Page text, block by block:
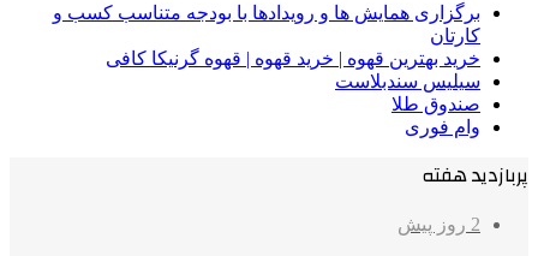
برگزاری همایش ها و رویدادها با بودجه متناسب کسب و
کارتان
خرید بهترین قهوه | خرید قهوه | قهوه گرنیکا کافی
سیلیس سندبلاست
صندوق طلا
وام فوری
پربازدید هفته
2 روز پیش